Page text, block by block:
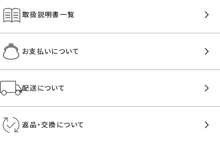
取扱説明書一覧
お支払いについて
配送について
返品・交換について